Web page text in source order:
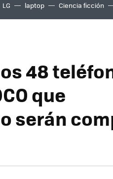
LG laptop Ciencia ficción
48
que
serán